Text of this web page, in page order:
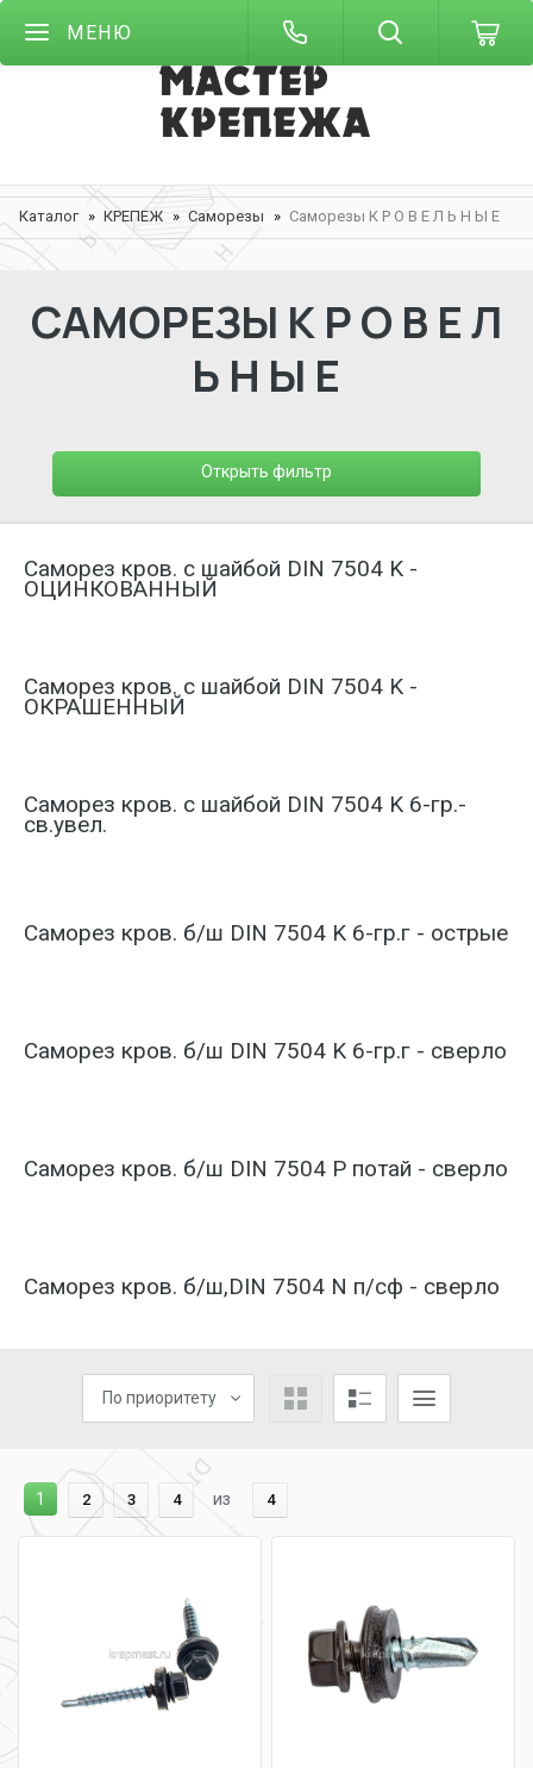
МЕНЮ
Каталог КРЕПЕЖ Саморезы Саморезы К Р О В Е Л Ь Н Ы Е
САМОРЕЗЫ К Р О В Е Л
Ь Н Ы Е
Открыть фильтр
Саморез кров. с шайбой DIN 7504 K -
ОЦИНКОВАННЫЙ
Саморез кров. с шайбой DIN 7504 K -
ОКРАШЕННЫЙ
Саморез кров. с шайбой DIN 7504 K 6-гр.-
св.увел.
Саморез кров. б/ш DIN 7504 K 6-гр.г - острые
Саморез кров. б/ш DIN 7504 K 6-гр.г - сверло
Саморез кров. б/ш DIN 7504 P потай - сверло
Саморез кров. б/ш,DIN 7504 N п/сф - сверло
По приоритету
1 2 3 4 из 4